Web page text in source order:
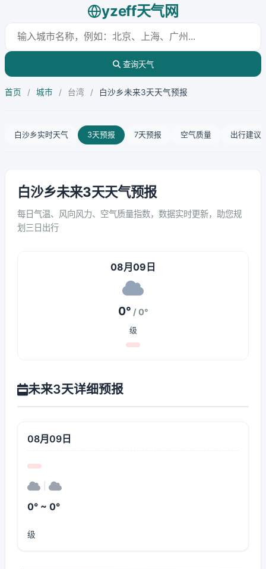
yzeff天气网
查询天气
首页 / 城市 / 台湾 / 白沙乡未来3天天气预报
白沙乡实时天气 3天预报 7天预报 空气质量 出行建议
白沙乡未来3天天气预报
每日气温、风向风力、空气质量指数，数据实时更新，助您规
划三日出行
08月09日
0° / 0°
级
未来3天详细预报
08月09日
0° ~ 0°
级